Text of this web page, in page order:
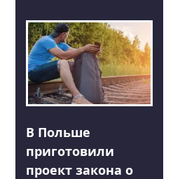
В Польше
приготовили
проект закона о